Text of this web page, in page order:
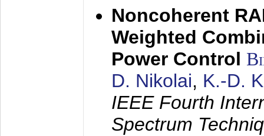
Noncoherent
Weighted
Power Control
D. Nikolai, K.-D.
IEEE Fourth
Spectrum